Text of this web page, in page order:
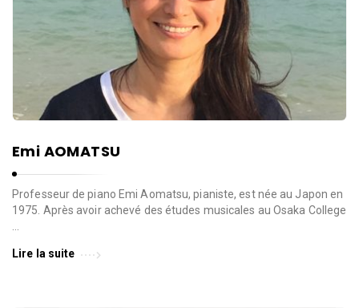
Emi AOMATSU
Professeur de piano Emi Aomatsu, pianiste, est née au Japon en
1975. Après avoir achevé des études musicales au Osaka College
Lire la suite